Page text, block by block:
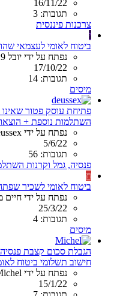
16/11/22
תגובות: 3
צרכנות פיננסית
י
ביטוח לאומי לעצמאי
נפתח על ידי יובל 729
17/10/22
תגובות: 14
מיסים
פתיחת עוסק פטור שאינו
השתלמות נוספת +
נפתח על ידי deussex
5/6/22
תגובות: 56
פנסיה, גמל וקרנות
ח
ביטוח לאומי לשכיר
נפתח על ידי חיים
25/3/22
תגובות: 4
מיסים
הגבלת סכום קצבת
חישוב תשלומי ביטוח
נפתח על ידי Michel
15/1/22